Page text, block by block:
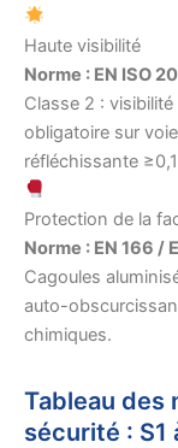
Haute visibilité
Norme : EN ISO
Classe 2 :
obligatoire sur
réfléchissante
Protection de la
Norme : EN 166 /
Cagoules
auto-
chimiques.
Tableau des
sécurité : S1